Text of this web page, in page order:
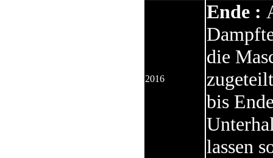
2016
Ende :
die
bis
lassen